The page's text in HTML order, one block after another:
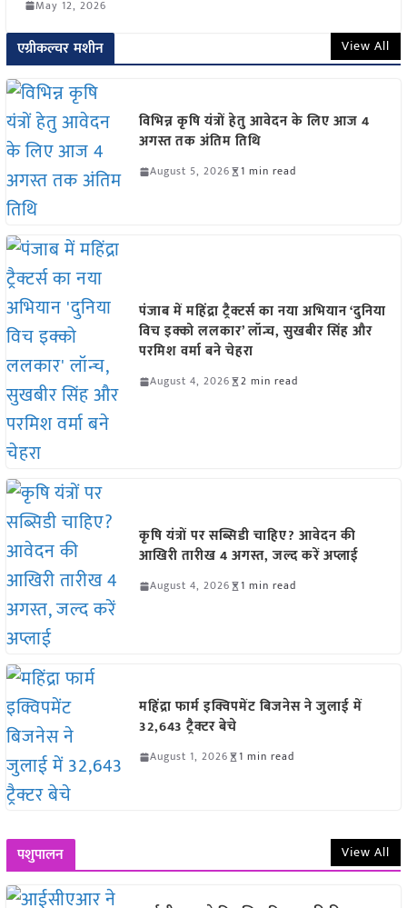
May 12, 2026
एग्रीकल्चर मशीन View All
विभिन्न कृषि यंत्रों हेतु आवेदन के लिए आज 4
अगस्त तक अंतिम तिथि
August 5, 2026 1 min read
पंजाब में महिंद्रा ट्रैक्टर्स का नया अभियान ‘दुनिया
विच इक्को ललकार’ लॉन्च, सुखबीर सिंह और
परमिश वर्मा बने चेहरा
August 4, 2026 2 min read
कृषि यंत्रों पर सब्सिडी चाहिए? आवेदन की
आखिरी तारीख 4 अगस्त, जल्द करें अप्लाई
August 4, 2026 1 min read
महिंद्रा फार्म इक्विपमेंट बिजनेस ने जुलाई में
32,643 ट्रैक्टर बेचे
August 1, 2026 1 min read
पशुपालन View All